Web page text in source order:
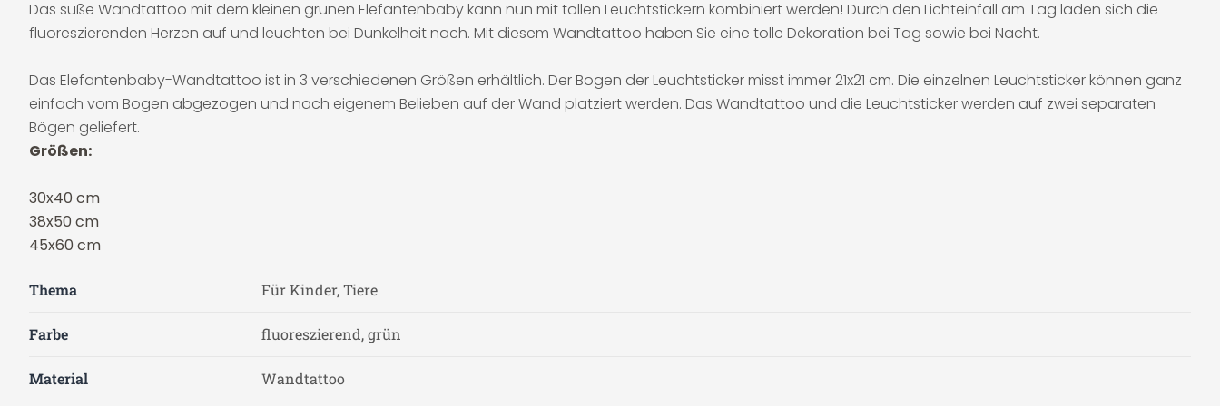
Das süße Wandtattoo mit dem kleinen grünen Elefantenbaby kann nun mit tollen Leuchtstickern kombiniert werden! Durch den Lichteinfall am Tag laden sich die
fluoreszierenden Herzen auf und leuchten bei Dunkelheit nach. Mit diesem Wandtattoo haben Sie eine tolle Dekoration bei Tag sowie bei Nacht.
Das Elefantenbaby-Wandtattoo ist in 3 verschiedenen Größen erhältlich. Der Bogen der Leuchtsticker misst immer 21x21 cm. Die einzelnen Leuchtsticker können ganz
einfach vom Bogen abgezogen und nach eigenem Belieben auf der Wand platziert werden. Das Wandtattoo und die Leuchtsticker werden auf zwei separaten
Bögen geliefert.
Größen:
30x40 cm
38x50 cm
45x60 cm
Thema Für Kinder, Tiere
Farbe fluoreszierend, grün
Material Wandtattoo